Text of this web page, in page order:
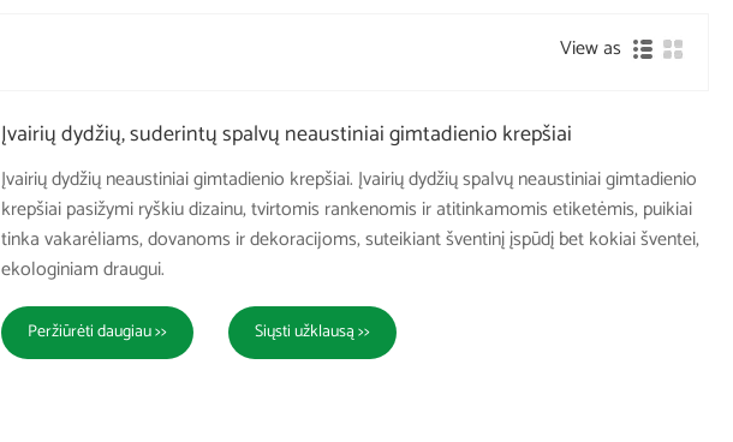
View as
Įvairių dydžių, suderintų spalvų neaustiniai gimtadienio krepšiai
Įvairių dydžių neaustiniai gimtadienio krepšiai. Įvairių dydžių spalvų neaustiniai gimtadienio
krepšiai pasižymi ryškiu dizainu, tvirtomis rankenomis ir atitinkamomis etiketėmis, puikiai
tinka vakarėliams, dovanoms ir dekoracijoms, suteikiant šventinį įspūdį bet kokiai šventei,
ekologiniam draugui.
Peržiūrėti daugiau >> Siųsti užklausą >>